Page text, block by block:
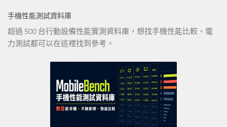
手機性能測試資料庫
超過 500 台行動設備性能實測資料庫，想找手機性能比較、電
力測試都可以在這裡找到參考。